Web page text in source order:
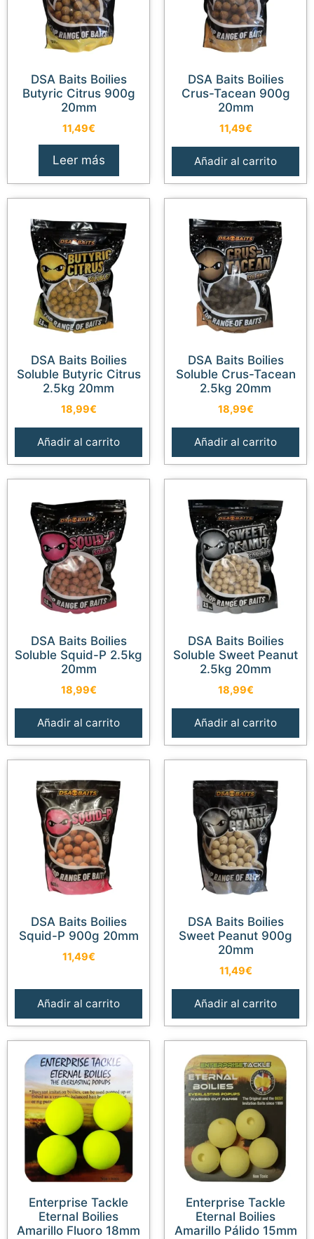
DSA Baits Boilies
Butyric Citrus 900g
20mm
11,49€
Leer más
DSA Baits Boilies
Crus-Tacean 900g
20mm
11,49€
Añadir al carrito
DSA Baits Boilies
Soluble Butyric Citrus
2.5kg 20mm
18,99€
Añadir al carrito
DSA Baits Boilies
Soluble Crus-Tacean
2.5kg 20mm
18,99€
Añadir al carrito
DSA Baits Boilies
Soluble Squid-P 2.5kg
20mm
18,99€
Añadir al carrito
DSA Baits Boilies
Soluble Sweet Peanut
2.5kg 20mm
18,99€
Añadir al carrito
DSA Baits Boilies
Squid-P 900g 20mm
11,49€
Añadir al carrito
DSA Baits Boilies
Sweet Peanut 900g
20mm
11,49€
Añadir al carrito
Enterprise Tackle
Eternal Boilies
Amarillo Fluoro 18mm
Enterprise Tackle
Eternal Boilies
Amarillo Pálido 15mm